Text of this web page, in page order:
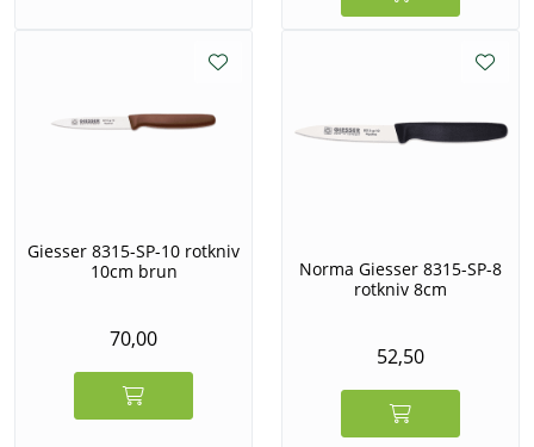
Giesser 8315-SP-10 rotkniv
10cm brun
70,00
Norma Giesser 8315-SP-8
rotkniv 8cm
52,50